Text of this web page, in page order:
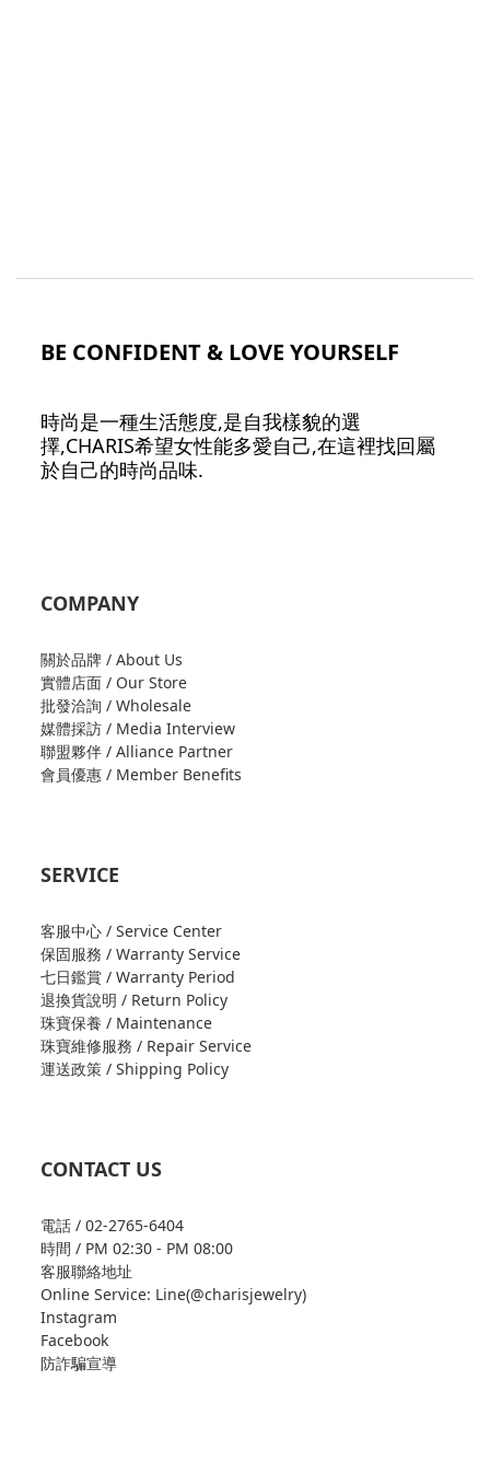
BE CONFIDENT & LOVE YOURSELF
時尚是一種生活態度,是自我樣貌的選
擇,CHARIS希望女性能多愛自己,在這裡找回屬
於自己的時尚品味.
COMPANY
關於品牌 / About Us
實體店面 / Our Store
批發洽詢 / Wholesale
媒體採訪 / Media Interview
聯盟夥伴 / Alliance Partner
會員優惠 / Member Benefits
SERVICE
客服中心 / Service Center
保固服務 / Warranty Service
七日鑑賞 / Warranty Period
退換貨說明 / Return Policy
珠寶保養 / Maintenance
珠寶維修服務 / Repair Service
運送政策 / Shipping Policy
CONTACT US
電話 / 02-2765-6404
時間 / PM 02:30 - PM 08:00
客服聯絡地址
Online Service: Line(@charisjewelry)
Instagram
Facebook
防詐騙宣導